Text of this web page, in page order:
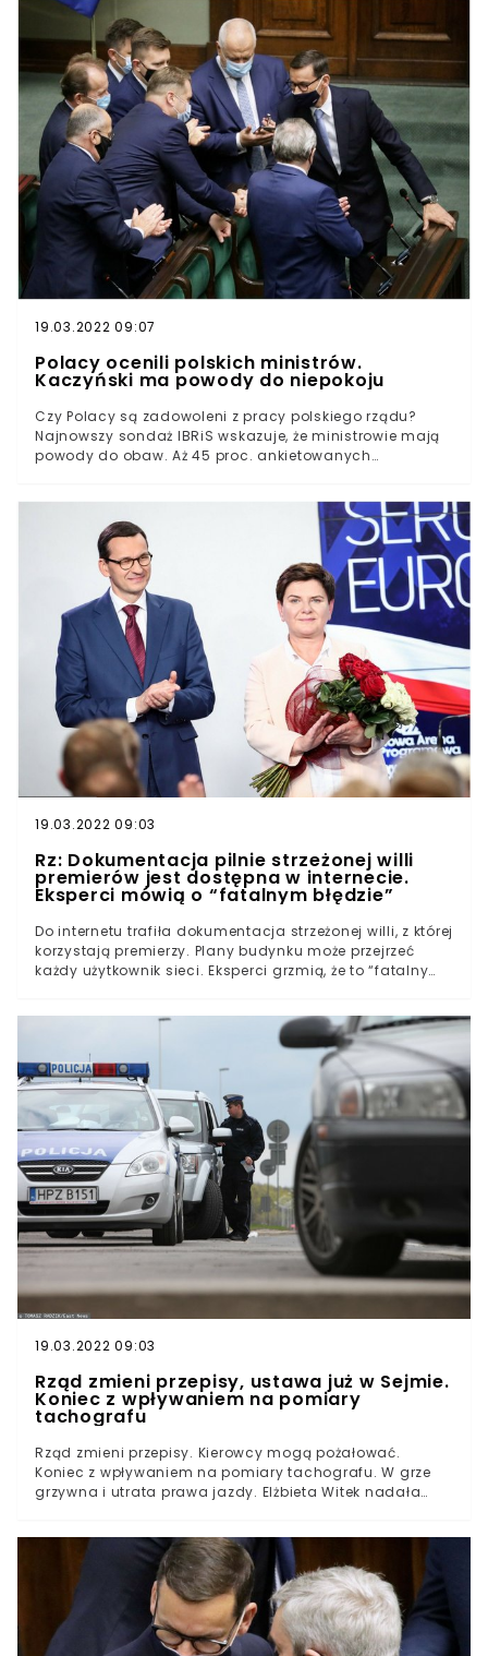
Mateusza Morawieckiego i skupi się na partii?Już
niedługo lista ministrów Mateusza Morawieckiego
ulegnie zmianie? Takie wiadomości zasugerował
Ryszard Terlecki.W rozmowie z PAP szef klubu PiS
zdradził, jakie plany personalne ma obóz rządzący.
Padła jednoznaczna deklaracja dotycząca
rekonstrukcji rządu.
19.03.2022 09:07
Polacy ocenili polskich ministrów.
Kaczyński ma powody do niepokoju
Czy Polacy są zadowoleni z pracy polskiego rządu?
Najnowszy sondaż IBRiS wskazuje, że ministrowie mają
powody do obaw. Aż 45 proc. ankietowanych
Kaczyński, Przemysław Czarnek i Jacek Sasin.
19.03.2022 09:03
Rz: Dokumentacja pilnie strzeżonej willi
premierów jest dostępna w internecie.
Eksperci mówią o “fatalnym błędzie”
Do internetu trafiła dokumentacja strzeżonej willi, z której
korzystają premierzy. Plany budynku może przejrzeć
każdy użytkownik sieci. Eksperci grzmią, że to “fatalny
19.03.2022 09:03
Rząd zmieni przepisy, ustawa już w Sejmie.
Koniec z wpływaniem na pomiary
tachografu
Rząd zmieni przepisy. Kierowcy mogą pożałować.
Koniec z wpływaniem na pomiary tachografu. W grze
grzywna i utrata prawa jazdy. Elżbieta Witek nadała
Propozycje w Sejmie będzie reprezentował minister
infrastruktury, Andrzej Adamczyk.